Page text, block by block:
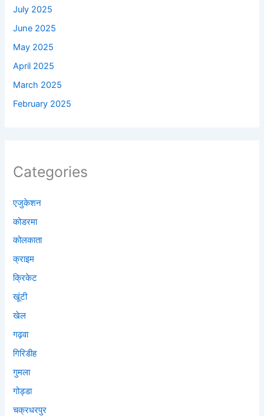
July 2025
June 2025
May 2025
April 2025
March 2025
February 2025
Categories
एजुकेशन
कोडरमा
कोलकाता
क्राइम
क्रिकेट
खूंटी
खेल
गढ़वा
गिरिडीह
गुमला
गोड्डा
चक्रधरपुर